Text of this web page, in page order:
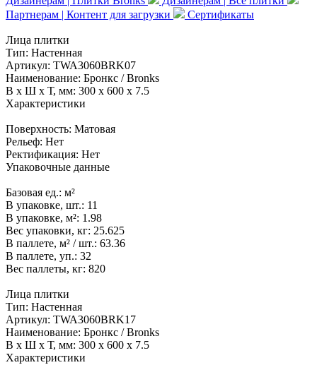
Партнерам | Контент для загрузки
Сертификаты
Лица плитки
Тип: Настенная
Артикул: TWA3060BRK07
Наименование: Бронкс / Bronks
В x Ш x Т, мм: 300 x 600 x 7.5
Характеристики
Поверхность: Матовая
Рельеф: Нет
Ректификация: Нет
Упаковочные данные
Базовая ед.: м²
В упаковке, шт.: 11
В упаковке, м²: 1.98
Вес упаковки, кг: 25.625
В паллете, м² / шт.: 63.36
В паллете, уп.: 32
Вес паллеты, кг: 820
Лица плитки
Тип: Настенная
Артикул: TWA3060BRK17
Наименование: Бронкс / Bronks
В x Ш x Т, мм: 300 x 600 x 7.5
Характеристики